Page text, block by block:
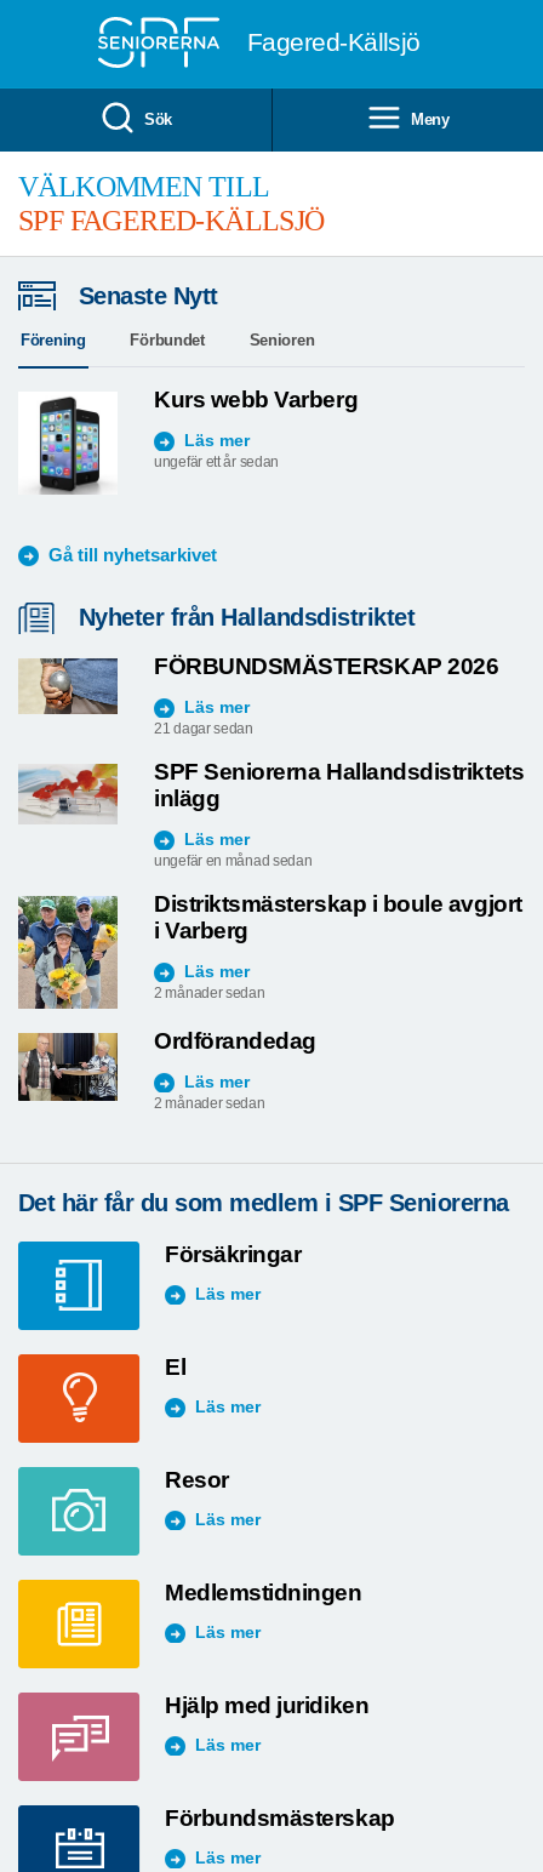
Fagered-Källsjö
Sök Meny
VÄLKOMMEN TILL
SPF FAGERED-KÄLLSJÖ
Senaste Nytt
Förening Förbundet Senioren
Kurs webb Varberg
Läs mer
ungefär ett år sedan
Gå till nyhetsarkivet
Nyheter från Hallandsdistriktet
FÖRBUNDSMÄSTERSKAP 2026
Läs mer
21 dagar sedan
SPF Seniorerna Hallandsdistriktets
inlägg
Läs mer
ungefär en månad sedan
Distriktsmästerskap i boule avgjort
i Varberg
Läs mer
2 månader sedan
Ordförandedag
Läs mer
2 månader sedan
Det här får du som medlem i SPF Seniorerna
Försäkringar
Läs mer
El
Läs mer
Resor
Läs mer
Medlemstidningen
Läs mer
Hjälp med juridiken
Läs mer
Förbundsmästerskap
Läs mer